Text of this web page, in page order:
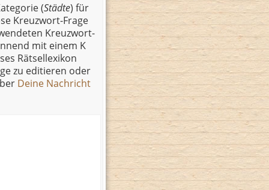
(Städte) für
Kreuzwort-Frage
Kreuzwort-
mit einem K
Rätsellexikon
zu editieren oder
Deine Nachricht